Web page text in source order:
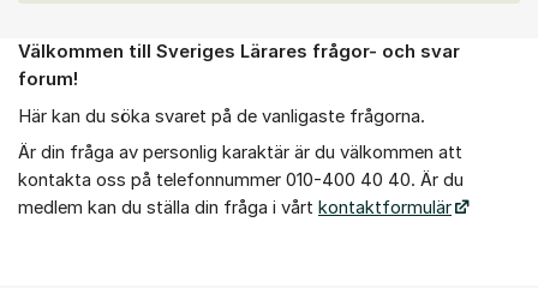
Om forumet
Välkommen till Sveriges Lärares frågor- och svar
forum!
Här kan du söka svaret på de vanligaste frågorna.
Är din fråga av personlig karaktär är du välkommen att
kontakta oss på telefonnummer 010-400 40 40. Är du
medlem kan du ställa din fråga i vårt kontaktformulär